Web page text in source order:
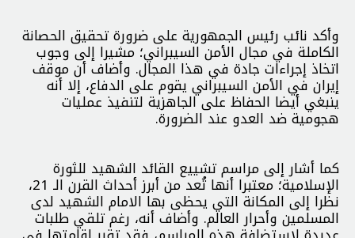
وأكد نائب رئيس الجمهورية على ضرورة تحقيق الحصانة
الكاملة في مجال الأمن السيبراني؛ مشيرا إلى وجوب
اتخاذ إجراءات جادة في هذا المجال. وأضاف أن موقف
إيران في الأمن السيبراني يقوم على الدفاع، إلا أنه
ينبغي أيضا الحفاظ على الجاهزية لتنفيذ عمليات
هجومية ضد العدو عند الضرورة.
كما أشار إلى مراسم تشييع القائد الشهيد للثورة
الإسلامية؛ معتبرا أنها تُعد من أبرز أحداث القرن الـ 21،
نظرا إلى المكانة التي يحظى بها الامام الشهيد لدى
المسلمين وأحرار العالم. وأضاف أنه، رغم تلقي طلبات